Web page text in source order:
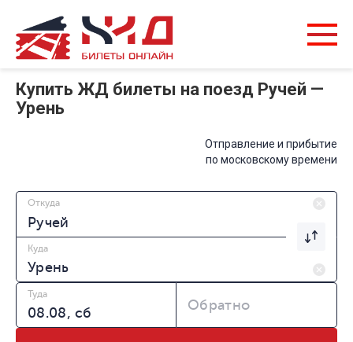
Купить ЖД билеты на поезд Ручей —
Урень
Отправление и прибытие
по московскому времени
Откуда
Куда
Туда
Обратно